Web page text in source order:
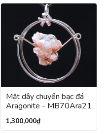
Mặt dây chuyền bạc đá
Aragonite - MB70Ara21
1,300,000₫